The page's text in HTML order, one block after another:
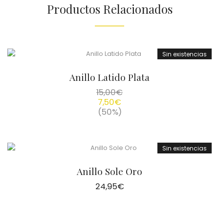
Productos Relacionados
Sin existencias
Anillo Latido Plata
15,00€
7,50€
(50%)
Sin existencias
Anillo Sole Oro
24,95€